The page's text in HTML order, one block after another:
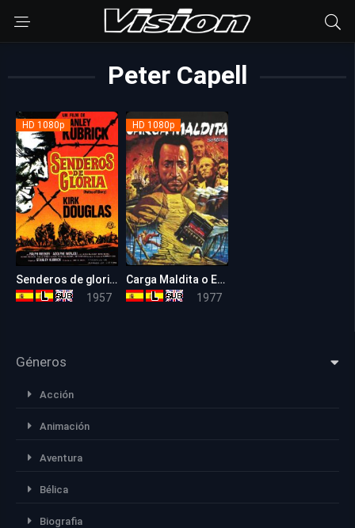
Peter Capell
HD 1080p
Senderos de gloria (La Patrulla Infernal)
1957
HD 1080p
Carga Maldita o El Salario Del Miedo
1977
Géneros
Acción
Animación
Aventura
Bélica
Biografia